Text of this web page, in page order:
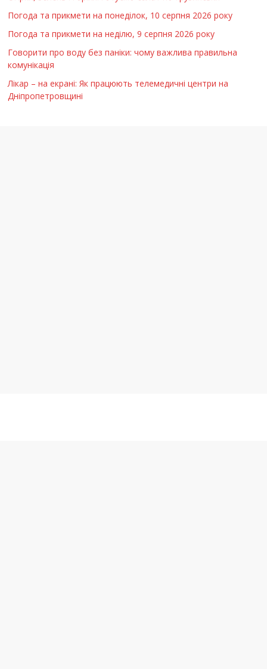
Погода та прикмети на понеділок, 10 серпня 2026 року
Погода та прикмети на неділю, 9 серпня 2026 року
Говорити про воду без паніки: чому важлива правильна
комунікація
Лікар – на екрані: Як працюють телемедичні центри на
Дніпропетровщині